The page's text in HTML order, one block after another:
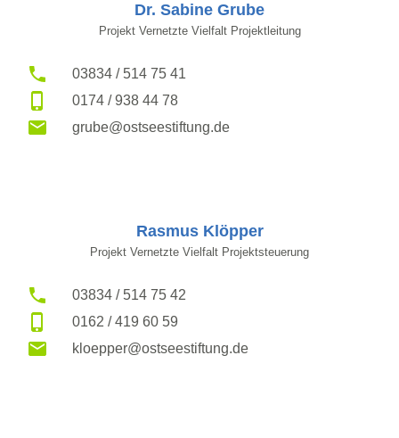
Dr. Sabine Grube
Projekt Vernetzte Vielfalt Projektleitung
03834 / 514 75 41
0174 / 938 44 78
grube@ostseestiftung.de
Rasmus Klöpper
Projekt Vernetzte Vielfalt Projektsteuerung
03834 / 514 75 42
0162 / 419 60 59
kloepper@ostseestiftung.de